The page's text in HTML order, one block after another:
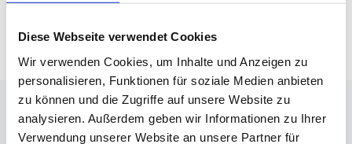
Diese Webseite verwendet Cookies
Wir verwenden Cookies, um Inhalte und Anzeigen zu
personalisieren, Funktionen für soziale Medien anbieten
zu können und die Zugriffe auf unsere Website zu
analysieren. Außerdem geben wir Informationen zu Ihrer
Verwendung unserer Website an unsere Partner für
Partner
Suchen Sie nur in Großstädten?